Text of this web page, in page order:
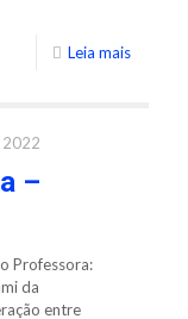
Leia mais
2022
–
Professora:
da
entre